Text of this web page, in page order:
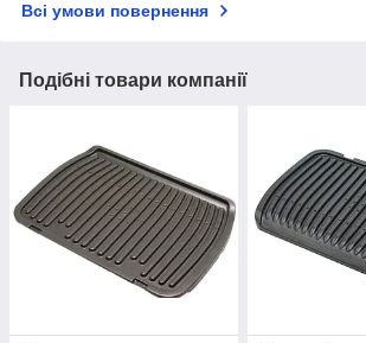
Всі умови повернення
Подібні товари компанії